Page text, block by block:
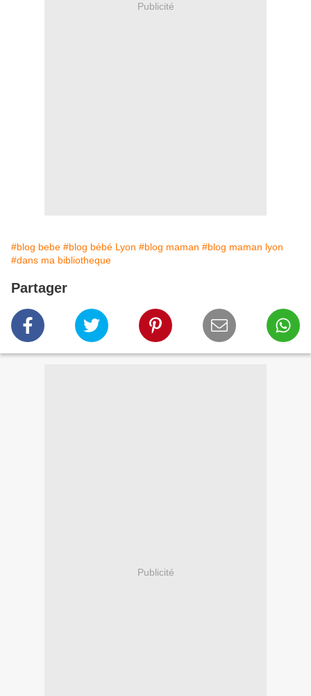
Publicité
#blog bebe #blog bébé Lyon #blog maman #blog maman lyon
#dans ma bibliotheque
Partager
Publicité